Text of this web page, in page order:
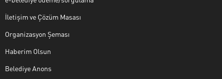
İletişim ve Çözüm Masası
Organizasyon Şeması
Haberim Olsun
Belediye Anons